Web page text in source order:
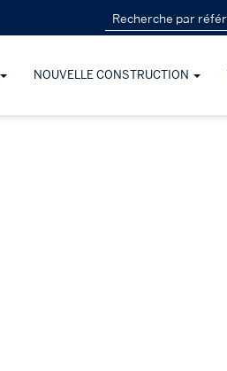
NOUVELLE CONSTRUCTION